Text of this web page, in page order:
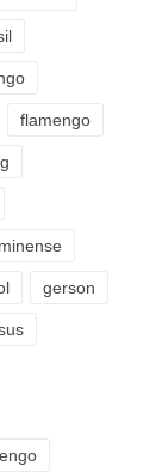
flamengo
gerson